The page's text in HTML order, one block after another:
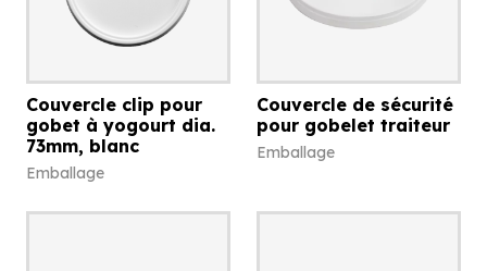
Couvercle clip pour
gobet à yogourt dia.
73mm, blanc
Emballage
Couvercle de sécurité
pour gobelet traiteur
Emballage